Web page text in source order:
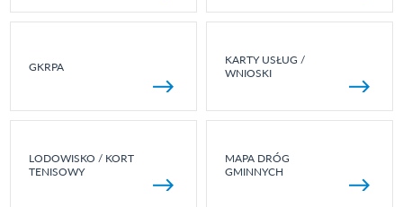
GKRPA
KARTY USŁUG /
WNIOSKI
LODOWISKO / KORT
TENISOWY
MAPA DRÓG
GMINNYCH